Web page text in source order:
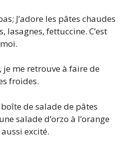
J’adore les pâtes chaudes
lasagnes, fettuccine. C’est
me retrouve à faire de
froides.
de salade de pâtes
salade d’orzo à l’orange
excité.